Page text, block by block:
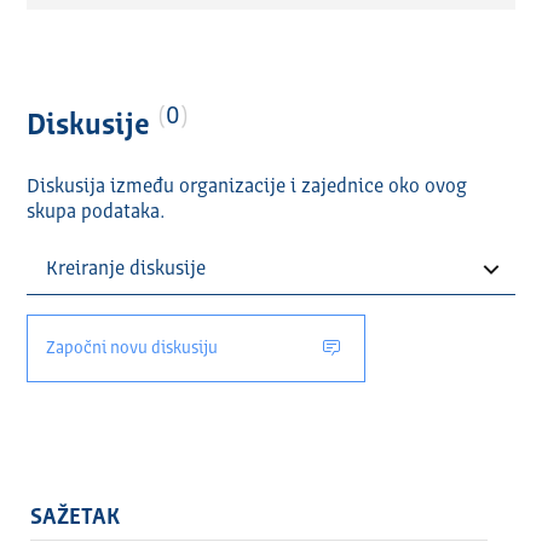
издавач медија власник само једног медија према
АПР-у, а није наведен назив медија у решењу
НАЗИВ ПРОЈЕКТА – Ова колона се попуњава уколико
нису наведени, поље остаје празно. Уколико је
конкурс поништен, конкурс није расписан или
Косово и Метохију и конкурса за информисање на
српском језику ван територије Републике Србије – та
њихових назива, тамо где су они били наведени.
Идентификовали смо и класификовали осам
Diskusije 0
Diskusija između organizacije i zajednice oko ovog
skupa podataka.
Započni novu diskusiju
SAŽETAK